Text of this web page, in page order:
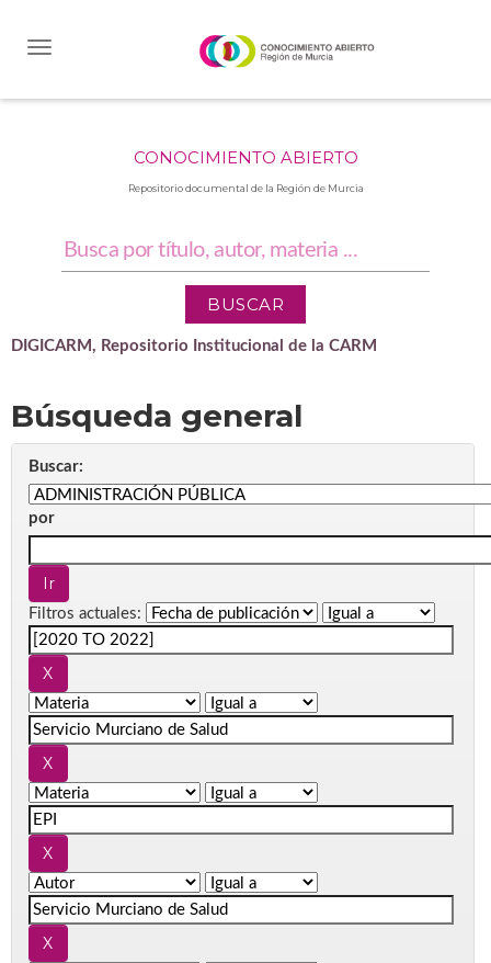
CONOCIMIENTO ABIERTO
Repositorio documental de la Región de Murcia
DIGICARM, Repositorio Institucional de la CARM
Búsqueda general
Buscar:
por
Filtros actuales: